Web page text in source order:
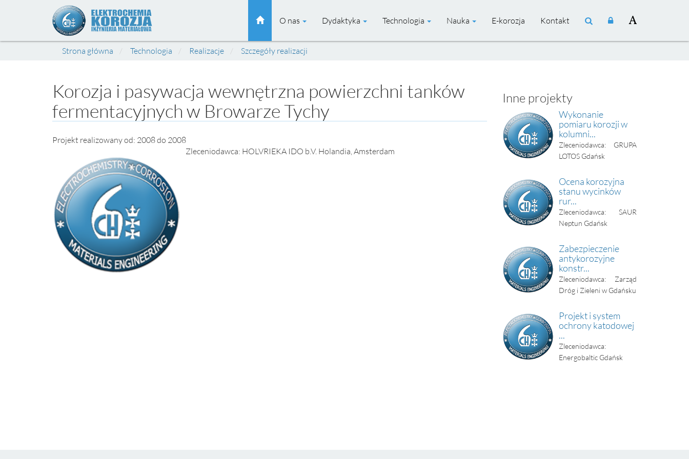
O nas Dydaktyka Technologia Nauka E-korozja Kontakt
Strona główna Technologia Realizacje Szczegóły realizacji
Korozja i pasywacja wewnętrzna powierzchni tanków
fermentacyjnych w Browarze Tychy
Projekt realizowany od: 2008 do 2008
Zleceniodawca: HOLVRIEKA IDO b.V. Holandia, Amsterdam
Inne projekty
Wykonanie
pomiaru korozji w
kolumni...
Zleceniodawca: GRUPA
LOTOS Gdańsk
Ocena korozyjna
stanu wycinków
rur...
Zleceniodawca: SAUR
Neptun Gdańsk
Zabezpieczenie
antykorozyjne
konstr...
Zleceniodawca: Zarząd
Dróg i Zieleni w Gdańsku
Projekt i system
ochrony katodowej
...
Zleceniodawca:
Energobaltic Gdańsk